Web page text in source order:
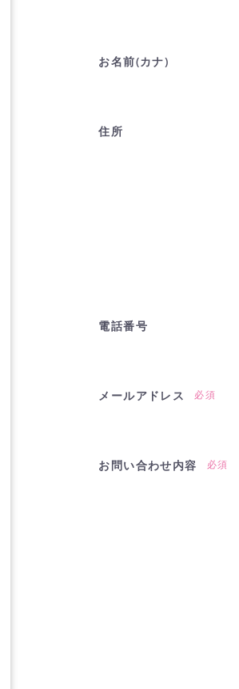
お名前(カナ)
住所
電話番号
メールアドレス 必須
お問い合わせ内容 必須